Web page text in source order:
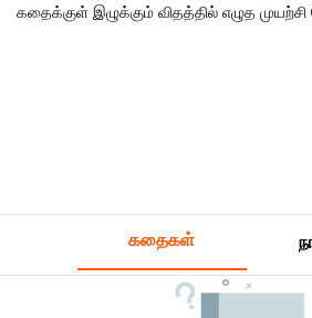
கதைக்குள் இழுக்கும் விதத்தில் எழுத
கதைகள்